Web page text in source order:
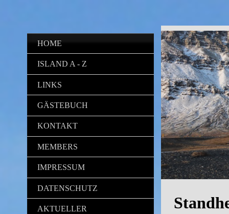
HOME
ISLAND A - Z
LINKS
GÄSTEBUCH
KONTAKT
MEMBERS
IMPRESSUM
DATENSCHUTZ
AKTUELLER